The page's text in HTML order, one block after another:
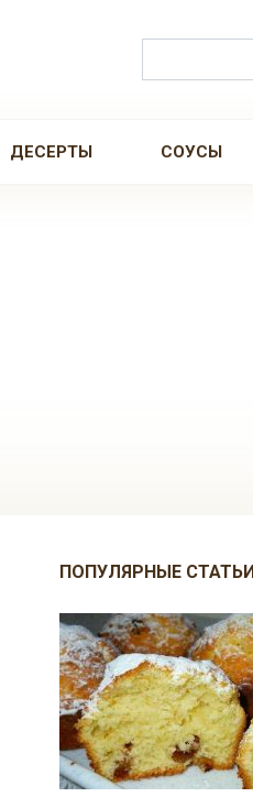
ДЕСЕРТЫ СОУСЫ
ПОПУЛЯРНЫЕ СТАТЬИ